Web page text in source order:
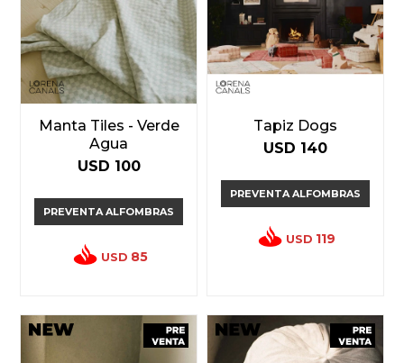
Manta Tiles - Verde
Agua
USD 100
PREVENTA ALFOMBRAS
USD 85
Tapiz Dogs
USD 140
PREVENTA ALFOMBRAS
USD 119